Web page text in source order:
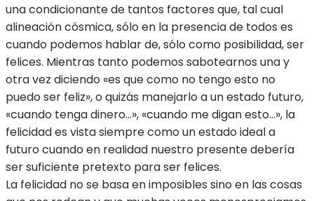
una condicionante de tantos factores que, tal cual
alineación cósmica, sólo en la presencia de todos es
cuando podemos hablar de, sólo como posibilidad, ser
felices. Mientras tanto podemos sabotearnos una y
otra vez diciendo «es que como no tengo esto no
puedo ser feliz», o quizás manejarlo a un estado futuro,
«cuando tenga dinero…», «cuando me digan esto…», la
felicidad es vista siempre como un estado ideal a
futuro cuando en realidad nuestro presente debería
ser suficiente pretexto para ser felices.
La felicidad no se basa en imposibles sino en las cosas